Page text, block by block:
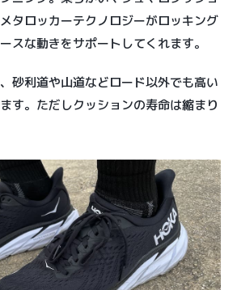
タロッカーテクノロジーがロッキング
スな動きをサポートしてくれます。
砂利道や山道などロード以外でも高い
す。ただしクッションの寿命は縮まり